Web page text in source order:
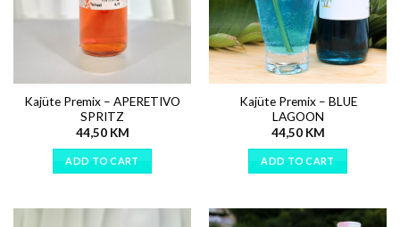
Kajüte Premix – APERETIVO
SPRITZ
44,50 KM
ADD TO CART
Kajüte Premix – BLUE
LAGOON
44,50 KM
ADD TO CART